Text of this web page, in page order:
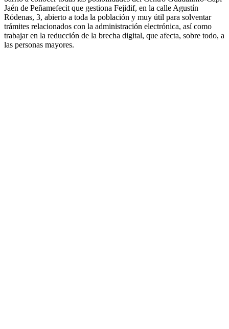
Jaén de Peñamefecit que gestiona Fejidif, en la calle Agustín
Ródenas, 3, abierto a toda la población y muy útil para solventar
trámites relacionados con la administración electrónica, así como
trabajar en la reducción de la brecha digital, que afecta, sobre todo, a
las personas mayores.